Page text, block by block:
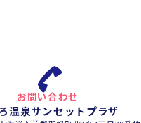
お問い合わせ
温泉サンセットプラザ